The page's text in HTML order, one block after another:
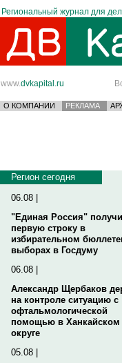
Региональный журнал для
www.dvkapital.ru
О КОМПАНИИ РЕКЛАМА
Регион сегодня
06.08 |
"Единая Россия"
первую строку в
избирательном
выборах в Госдуму
06.08 |
Александр Щербаков
на контроле ситуацию с
офтальмологической
помощью в Ханкайском
округе
05.08 |